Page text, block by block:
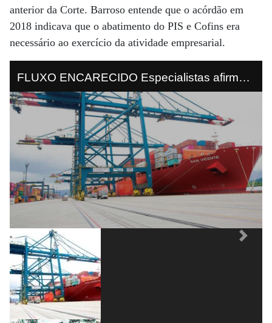
anterior da Corte. Barroso entende que o acórdão em
2018 indicava que o abatimento do PIS e Cofins era
necessário ao exercício da atividade empresarial.
FLUXO ENCARECIDO Especialistas afirmam
que cadeias mais longas de produtos devem
ser mais afetadas com decisão do STF.
Previous Next